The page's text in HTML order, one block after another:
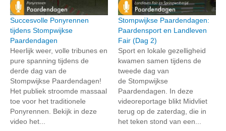
Succesvolle Ponyrennen
tijdens Stompwijkse
Paardendagen
Heerlijk weer, volle tribunes en
pure spanning tijdens de
derde dag van de
Stompwijkse Paardendagen!
Het publiek stroomde massaal
toe voor het traditionele
Ponyrennen. Bekijk in deze
video het...
Stompwijkse Paardendagen:
Paardensport en Landleven
Fair (Dag 2)
Sport en lokale gezelligheid
kwamen samen tijdens de
tweede dag van
de Stompwijkse
Paardendagen. In deze
videoreportage blikt Midvliet
terug op de zaterdag, die in
het teken stond van een...